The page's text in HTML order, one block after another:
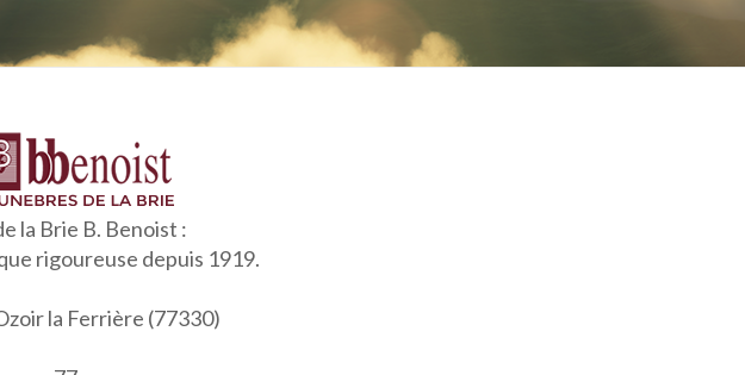
la Brie B. Benoist :
rigoureuse depuis 1919.
la Ferrière (77330)